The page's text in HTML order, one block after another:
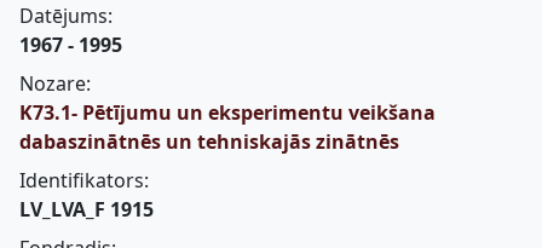
Datējums:
1967 - 1995
Nozare:
K73.1- Pētījumu un eksperimentu veikšana
dabaszinātnēs un tehniskajās zinātnēs
Identifikators:
LV_LVA_F 1915